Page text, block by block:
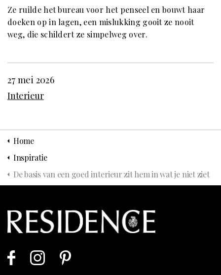
Ze ruilde het bureau voor het penseel en bouwt haar
doeken op in lagen, een mislukking gooit ze nooit
weg, die schildert ze simpelweg over.
27 mei 2026
Interieur
Home
Inspiratie
De basis van een goed interieur zit hem in wat je niet ziet